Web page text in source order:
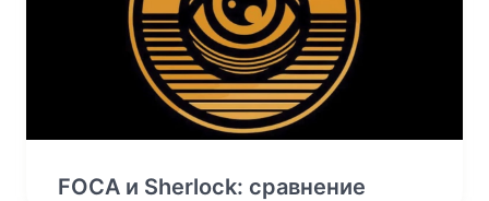
FOCA и Sherlock: сравнение